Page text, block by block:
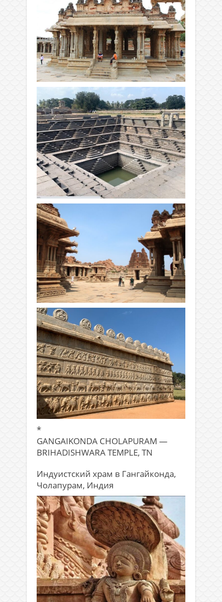
*
GANGAIKONDA CHOLAPURAM —
BRIHADISHWARA TEMPLE, TN
Индуистский храм в Гангайконда,
Чолапурам, Индия